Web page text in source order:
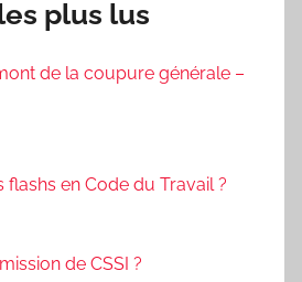
plus lus
de la coupure générale –
flashs en Code du Travail ?
de CSSI ?